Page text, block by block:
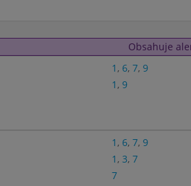
Obsahuje
1 , 6, 7, 9
1 , 9
1 , 6, 7, 9
1 , 3, 7
7